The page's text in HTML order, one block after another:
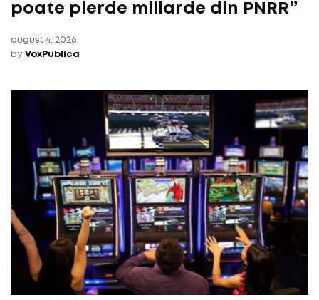
poate pierde miliarde din PNRR”
august 4, 2026
by VoxPublica